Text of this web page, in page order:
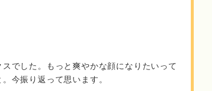
でした。もっと爽やかな顔になりたいって
今振り返って思います。